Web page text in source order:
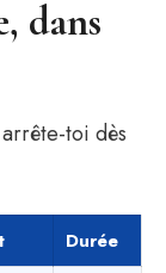
dans
toi dès
Durée